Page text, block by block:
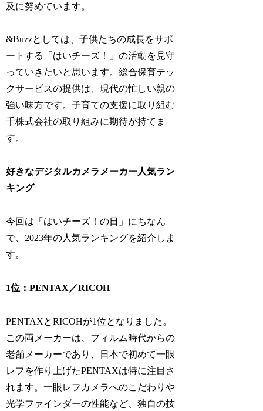
及に努めています。
&Buzzとしては、子供たちの成長をサポ
ートする「はいチーズ！」の活動を見守
っていきたいと思います。総合保育テッ
クサービスの提供は、現代の忙しい親の
強い味方です。子育ての支援に取り組む
千株式会社の取り組みに期待が持てま
す。
好きなデジタルカメラメーカー人気ラン
キング
今回は「はいチーズ！の日」にちなん
で、2023年の人気ランキングを紹介しま
す。
1位：PENTAX／RICOH
PENTAXとRICOHが1位となりました。
この両メーカーは、フィルム時代からの
老舗メーカーであり、日本で初めて一眼
レフを作り上げたPENTAXは特に注目さ
れます。一眼レフカメラへのこだわりや
光学ファインダーの性能など、独自の技